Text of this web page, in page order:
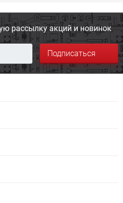
рассылку акций и новинок
Подписаться